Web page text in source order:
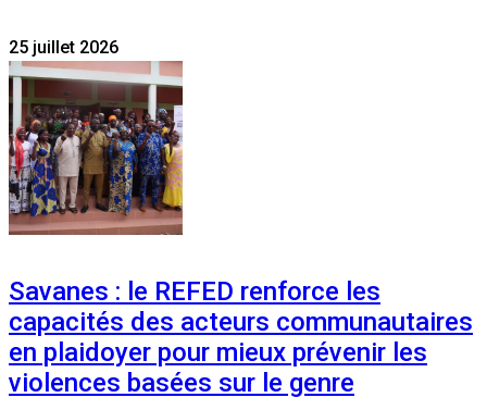
25 juillet 2026
Savanes : le REFED renforce les
capacités des acteurs communautaires
en plaidoyer pour mieux prévenir les
violences basées sur le genre